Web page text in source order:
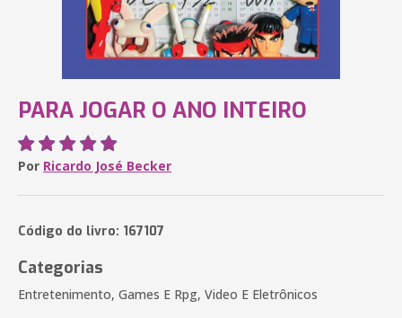
PARA JOGAR O ANO INTEIRO
Por Ricardo José Becker
Código do livro: 167107
Categorias
Entretenimento, Games E Rpg, Video E Eletrônicos